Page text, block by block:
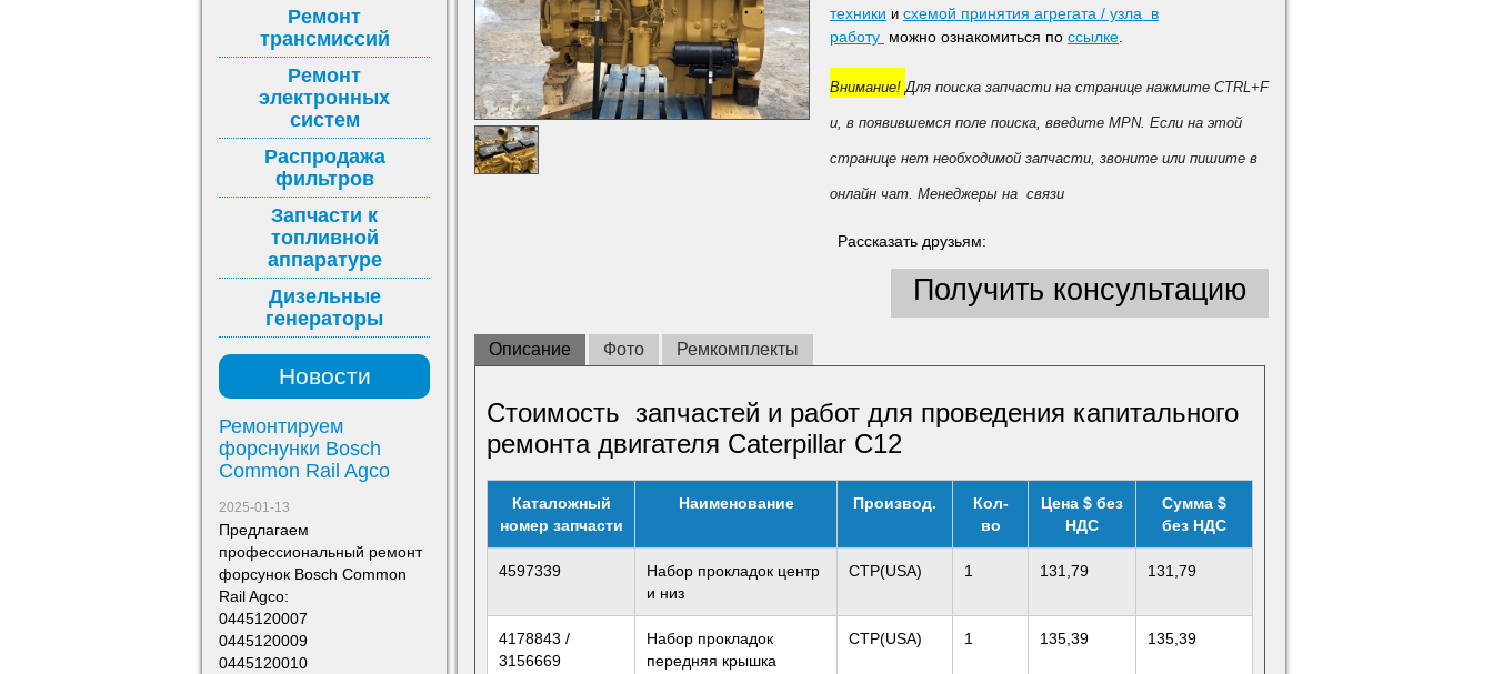
техники и схемой принятия агрегата / узла в
работу можно ознакомиться по ссылке
Внимание!Для поиска запчасти на странице нажмите CTRL+F
и, в появившемся поле поиска, введите MPN. Если на этой
странице нет необходимой запчасти, звоните или пишите в
онлайн чат. Менеджеры на связи
Рассказать друзьям:
Получить консультацию
Описание Фото Ремкомплекты
Стоимость запчастей и работ для проведения капитального
ремонта двигателя Caterpillar C12
Каталожный
номер запчасти
Наименование Производ.
Кол-
во
Цена $ без
НДС
Сумма $
без НДС
4597339
Набор прокладок центр
и низ
CTP(USA) 1 131,79 131,79
4178843 /
3156669
Набор прокладок
передняя крышка
CTP(USA) 1 135,39 135,39
Ремонт
трансмиссий
Ремонт
электронных
систем
Распродажа
фильтров
Запчасти к
топливной
аппаратуре
Дизельные
генераторы
Новости
Ремонтируем
форснунки Bosch
Common Rail Agco
2025-01-13
Предлагаем
профессиональный ремонт
форсунок Bosch Common
Rail Agco:
0445120007
0445120009
0445120010